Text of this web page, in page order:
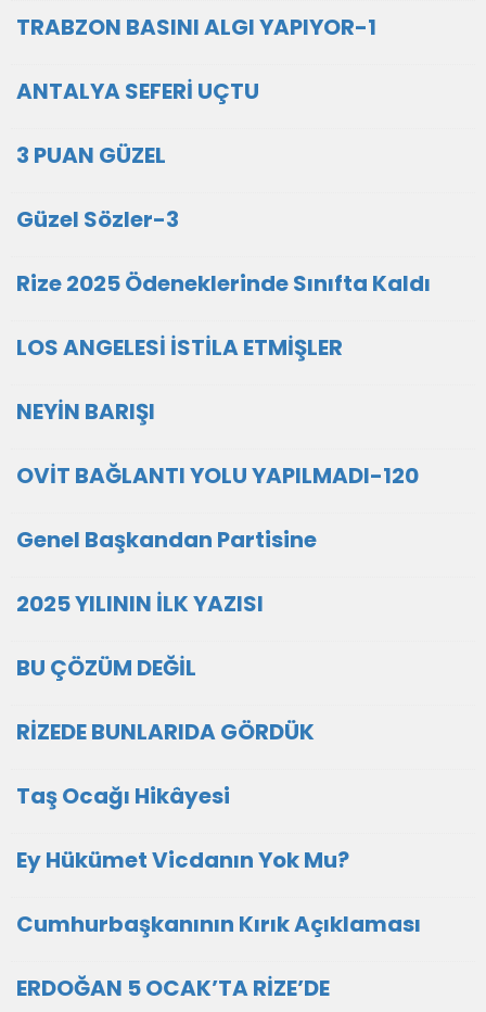
TRABZON BASINI ALGI YAPIYOR-1
ANTALYA SEFERİ UÇTU
3 PUAN GÜZEL
Güzel Sözler-3
Rize 2025 Ödeneklerinde Sınıfta Kaldı
LOS ANGELESİ İSTİLA ETMİŞLER
NEYİN BARIŞI
OVİT BAĞLANTI YOLU YAPILMADI-120
Genel Başkandan Partisine
2025 YILININ İLK YAZISI
BU ÇÖZÜM DEĞİL
RİZEDE BUNLARIDA GÖRDÜK
Taş Ocağı Hikâyesi
Ey Hükümet Vicdanın Yok Mu?
Cumhurbaşkanının Kırık Açıklaması
ERDOĞAN 5 OCAK’TA RİZE’DE